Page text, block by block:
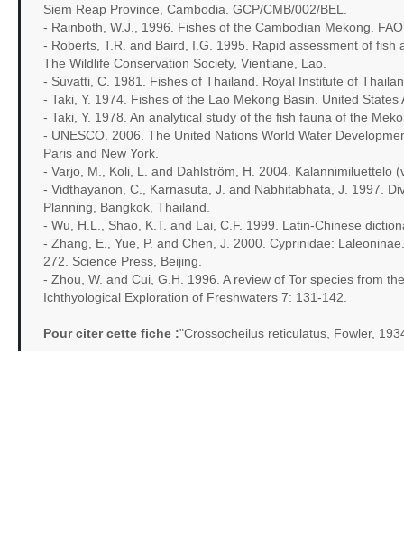
Siem Reap Province, Cambodia. GCP/CMB/002/BEL.
- Rainboth, W.J., 1996. Fishes of the Cambodian Mekong.
- Roberts, T.R. and Baird, I.G. 1995. Rapid assessment of
The Wildlife Conservation Society, Vientiane, Lao.
- Suvatti, C. 1981. Fishes of Thailand. Royal Institute of
- Taki, Y. 1974. Fishes of the Lao Mekong Basin. United
- Taki, Y. 1978. An analytical study of the fish fauna of the
- UNESCO. 2006. The United Nations World Water
Paris and New York.
- Varjo, M., Koli, L. and Dahlström, H. 2004. Kalannimiluettelo
- Vidthayanon, C., Karnasuta, J. and Nabhitabhata, J. 1997.
Planning, Bangkok, Thailand.
- Wu, H.L., Shao, K.T. and Lai, C.F. 1999. Latin-Chinese
- Zhang, E., Yue, P. and Chen, J. 2000. Cyprinidae:
272. Science Press, Beijing.
- Zhou, W. and Cui, G.H. 1996. A review of Tor species from
Ichthyological Exploration of Freshwaters 7: 131-142.
Pour citer cette fiche :"Crossocheilus reticulatus, Fowler,